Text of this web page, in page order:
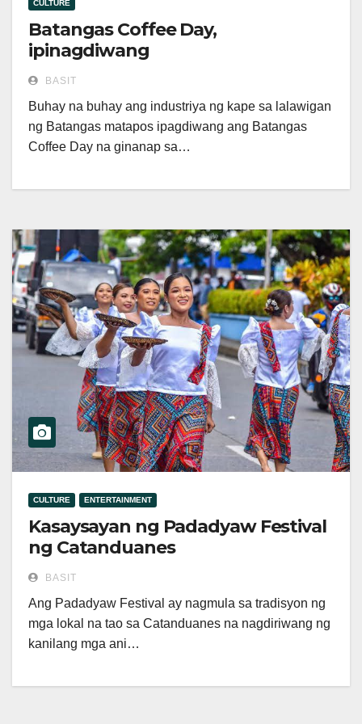
CULTURE
Batangas Coffee Day,
ipinagdiwang
BASIT
Buhay na buhay ang industriya ng kape sa lalawigan
ng Batangas matapos ipagdiwang ang Batangas
Coffee Day na ginanap sa…
CULTURE ENTERTAINMENT
Kasaysayan ng Padadyaw Festival
ng Catanduanes
BASIT
Ang Padadyaw Festival ay nagmula sa tradisyon ng
mga lokal na tao sa Catanduanes na nagdiriwang ng
kanilang mga ani…